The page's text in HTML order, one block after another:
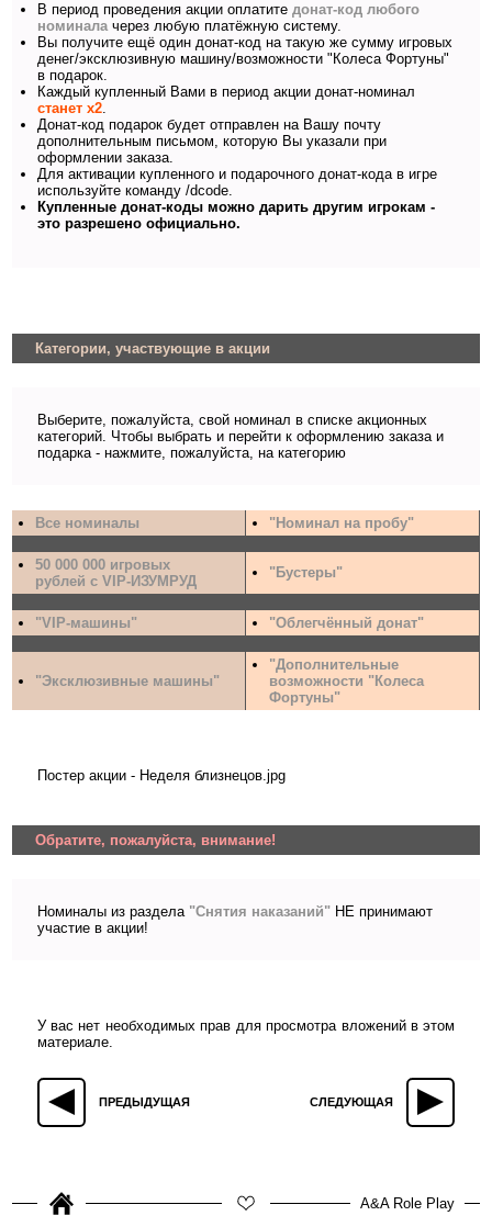
В период проведения акции оплатите донат-код любого
номиналачерез любую платёжную систему.
Вы получите ещё один донат-код на такую же сумму игровых
денег/эксклюзивную машину/возможности "Колеса Фортуны"
в подарок.
Каждый купленный Вами в период акции донат-номинал
станет х2.
Донат-код подарок будет отправлен на Вашу почту
дополнительным письмом, которую Вы указали при
оформлении заказа.
Для активации купленного и подарочного донат-кода в игре
используйте команду /dcode.
Купленные донат-коды можно дарить другим игрокам -
это разрешено официально.
Категории, участвующие в акции
Выберите, пожалуйста, свой номинал в списке акционных
категорий. Чтобы выбрать и перейти к оформлению заказа и
подарка - нажмите, пожалуйста, на категорию
Все номиналы "Номинал на пробу"
50 000 000 игровых
рублей с VIP-ИЗУМРУД
"Бустеры"
"VIP-машины" "Облегчённый донат"
"Эксклюзивные машины"
"Дополнительные
возможности "Колеса
Фортуны"
Постер акции - Неделя близнецов.jpg
Обратите, пожалуйста, внимание!
Номиналы из раздела "Снятия наказаний"НЕ принимают
участие в акции!
У вас нет необходимых прав для просмотра вложений в этом
материале.
ПРЕДЫДУЩАЯ СЛЕДУЮЩАЯ
A&A Role Play